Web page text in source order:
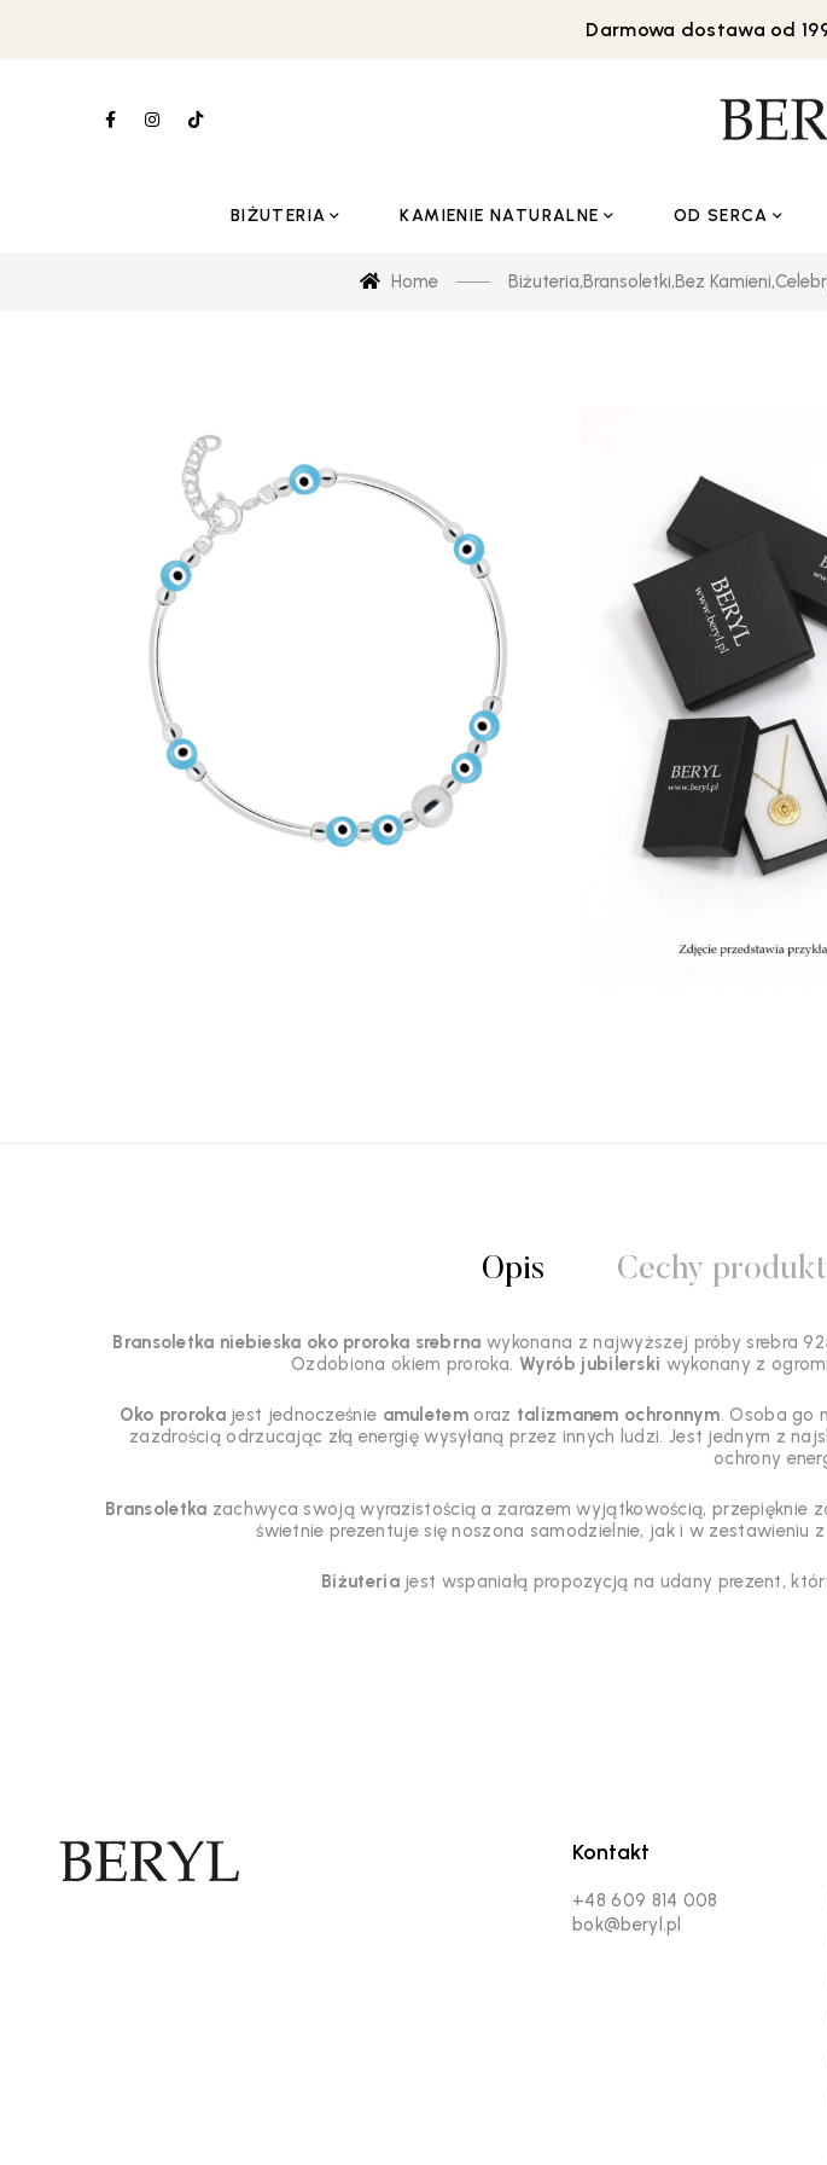
Darmowa dostawa od
BIŻUTERIA KAMIENIE NATURALNE OD SERCA
Home Biżuteria,Bransoletki,Bez Kamieni,
Opis Cechy
Bransoletka niebieska oko proroka srebrna wykonana z najwyższej próby srebra
Ozdobiona okiem proroka. Wyrób jubilerski wykonany z
Oko proroka jest jednocześnie amuletemoraz talizmanem ochronnym. Osoba go
zazdrością odrzucając złą energię wysyłaną przez innych ludzi. Jest jednym z
ochrony
Bransoletka zachwyca swoją wyrazistością a zarazem wyjątkowością, przepięknie
świetnie prezentuje się noszona samodzielnie, jak i w zestawieniu z
Biżuteria jest wspaniałą propozycją na udany prezent,
Kontakt
+48 609 814 008
bok@beryl.pl